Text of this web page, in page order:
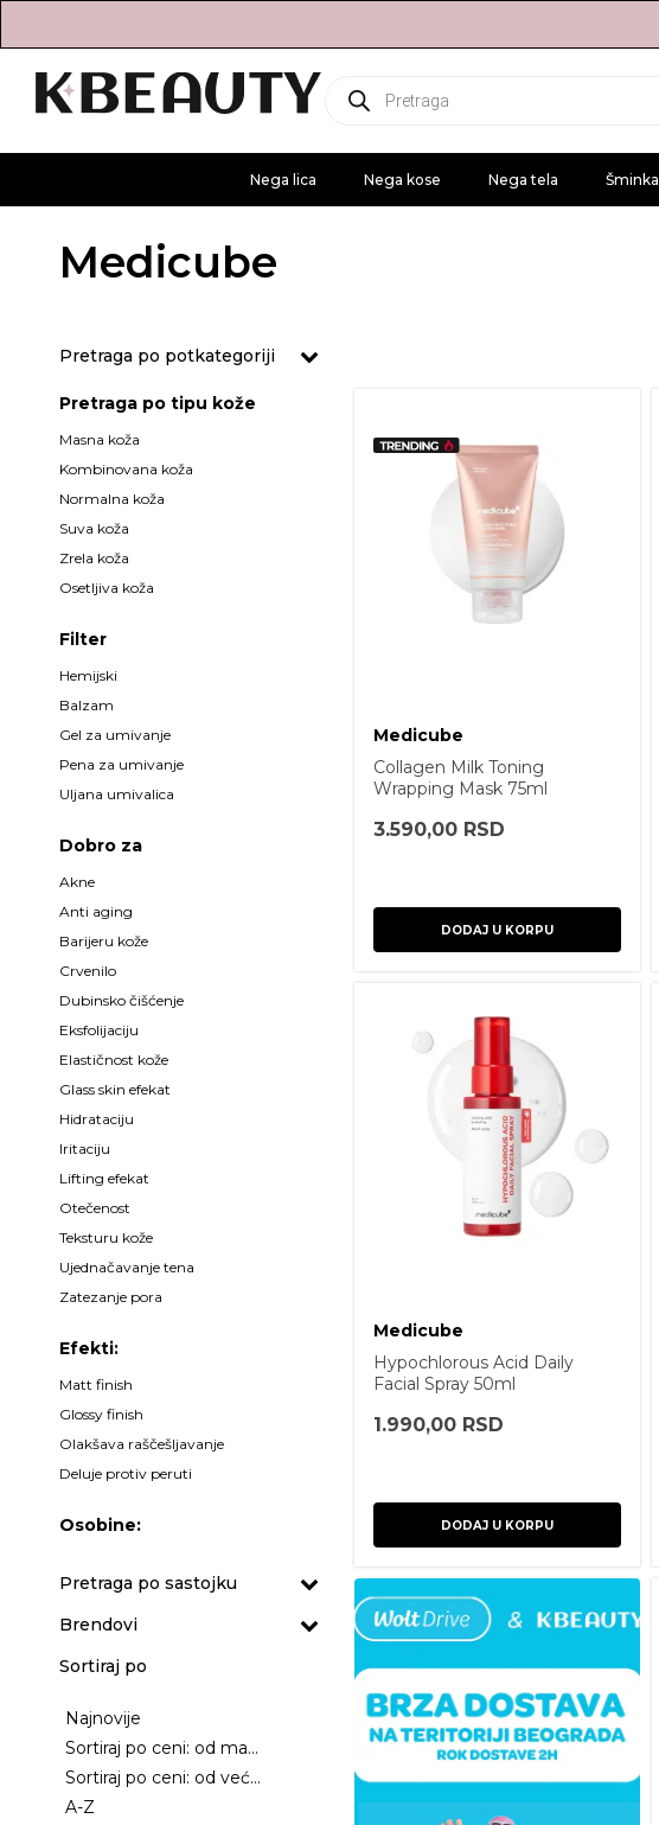
Products
search
Nega lica Nega kose Nega tela Šminka
Medicube
Pretraga po potkategoriji
Pretraga po tipu kože
Masna koža
da
Kombinovana koža
da
Normalna koža
da
Suva koža
da
Zrela koža
da
Osetljiva koža
da
Filter
Hemijski
da
Balzam
da
Gel za umivanje
da
Pena za umivanje
da
Uljana umivalica
da
Dobro za
Akne
da
Anti aging
da
Barijeru kože
da
Crvenilo
da
Dubinsko čišćenje
da
Eksfolijaciju
da
Elastičnost kože
da
Glass skin efekat
da
Hidrataciju
da
Iritaciju
da
Lifting efekat
da
Otečenost
da
da
Teksturu kože
da
Ujednačavanje tena
da
Zatezanje pora
da
Efekti:
Matt finish
da
Glossy finish
da
Olakšava raščešljavanje
da
Deluje protiv peruti
da
Osobine:
Pretraga po sastojku
Brendovi
Sortiraj po
Najnovije
Sortiraj po ceni: od manje ka većoj
Sortiraj po ceni: od veće ka manjoj
A-Z
Medicube
Collagen Milk Toning
Wrapping Mask 75ml
3.590,00 RSD
DODAJ U KORPU
Medicube
Hypochlorous Acid Daily
Facial Spray 50ml
1.990,00 RSD
DODAJ U KORPU